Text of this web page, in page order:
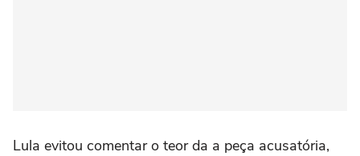
Lula evitou comentar o teor da a peça acusatória,